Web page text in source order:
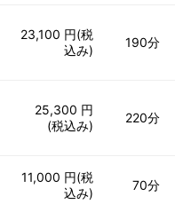
23,100 円(税
込み)
190分
25,300 円
(税込み)
220分
11,000 円(税
込み)
70分